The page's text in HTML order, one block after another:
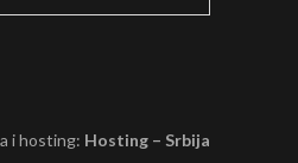
i hosting: Hosting – Srbija